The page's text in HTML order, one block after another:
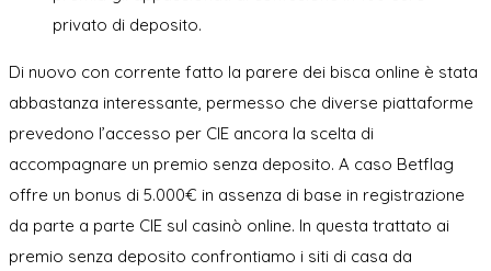
privato di deposito.
Di nuovo con corrente fatto la parere dei bisca online è stata
abbastanza interessante, permesso che diverse piattaforme
prevedono l’accesso per CIE ancora la scelta di
accompagnare un premio senza deposito. A caso Betflag
offre un bonus di 5.000€ in assenza di base in registrazione
da parte a parte CIE sul casinò online. In questa trattato ai
premio senza deposito confrontiamo i siti di casa da